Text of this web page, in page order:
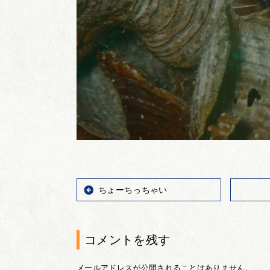
ちょーちっちゃい
コメントを残す
メールアドレスが公開されることはありません。